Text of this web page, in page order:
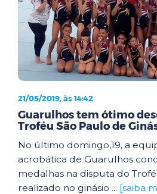
21/05/2019, às 14:42
Guarulhos tem ótimo
Troféu São Paulo de
No último domingo,19, a
acrobática de Guarulhos
medalhas na disputa do
realizado no ginásio ... [saiba